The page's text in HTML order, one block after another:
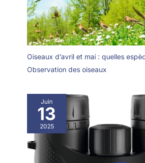
entretenir
la
vue
réduire le
de
les
corps
travail:
avec
fixation
Oiseaux d’avril et mai : quelles
Observation des oiseaux
Juin
13
2025